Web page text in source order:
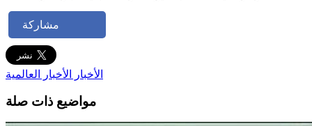
مشاركة
الأخبار الأخبار العالمية
مواضيع ذات صلة